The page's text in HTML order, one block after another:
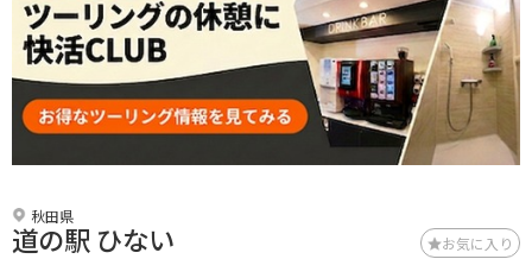
秋田県
道の駅 ひない お気に入り